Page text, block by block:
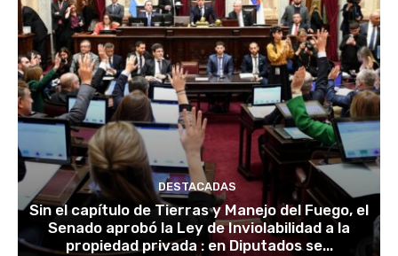
DESTACADAS
Sin el capítulo de Tierras y Manejo del Fuego, el
Senado aprobó la Ley de Inviolabilidad a la
propiedad privada : en Diputados se...